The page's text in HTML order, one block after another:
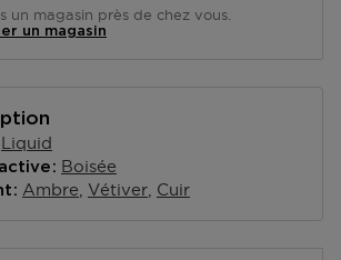
un magasin près de chez vous.
un magasin
Liquid
Boisée
Ambre Vétiver Cuir